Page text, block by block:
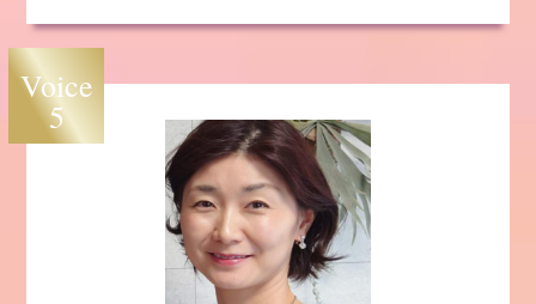
Voice
5